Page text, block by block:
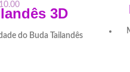
3D
do Buda Tailandês